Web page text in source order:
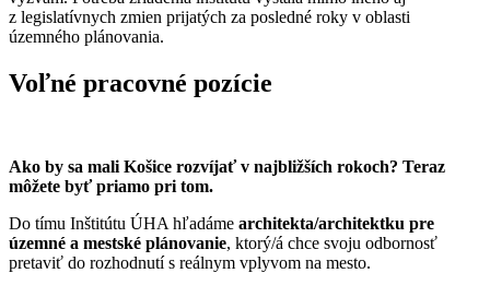
z legislatívnych zmien prijatých za posledné roky v oblasti
územného plánovania.
Voľné pracovné pozície
Ako by sa mali Košice rozvíjať v najbližších rokoch? Teraz
môžete byť priamo pri tom.
Do tímu Inštitútu ÚHA hľadáme architekta/architektku pre
územné a mestské plánovanie, ktorý/á chce svoju odbornosť
pretaviť do rozhodnutí s reálnym vplyvom na mesto.